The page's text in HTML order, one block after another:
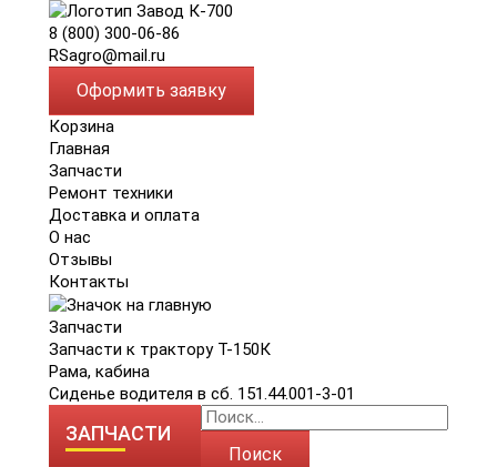
8 (800) 300-06-86
RSagro@mail.ru
Оформить заявку
Корзина
Главная
Запчасти
Ремонт техники
Доставка и оплата
О нас
Отзывы
Контакты
Запчасти
Запчасти к трактору Т-150К
Рама, кабина
Сиденье водителя в сб. 151.44.001-3-01
ЗАПЧАСТИ
Поиск